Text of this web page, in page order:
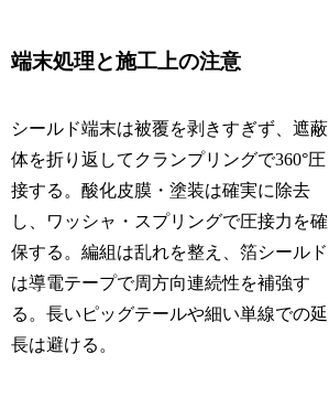
端末処理と施工上の注意
シールド端末は被覆を剥きすぎず、遮蔽
体を折り返してクランプリングで360°圧
接する。酸化皮膜・塗装は確実に除去
し、ワッシャ・スプリングで圧接力を確
保する。編組は乱れを整え、箔シールド
は導電テープで周方向連続性を補強す
る。長いピッグテールや細い単線での延
長は避ける。